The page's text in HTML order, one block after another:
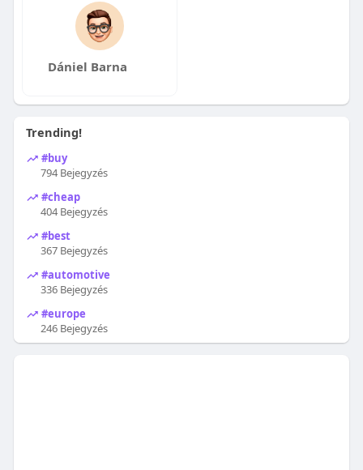
Dániel Barna
Trending!
#buy
794 Bejegyzés
#cheap
404 Bejegyzés
#best
367 Bejegyzés
#automotive
336 Bejegyzés
#europe
246 Bejegyzés